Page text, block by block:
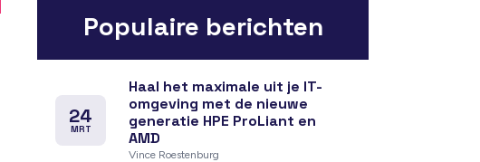
Populaire berichten
24
MRT
Haal het maximale uit je IT-
omgeving met de nieuwe
generatie HPE ProLiant en
AMD
Vince Roestenburg